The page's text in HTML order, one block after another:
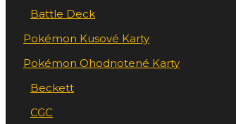
Battle Deck
Pokémon Kusové Karty
Pokémon Ohodnotené Karty
Beckett
CGC